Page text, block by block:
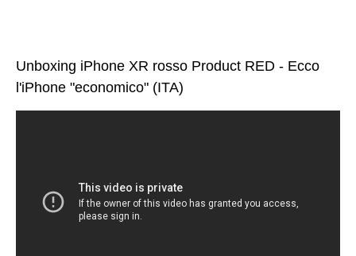
Unboxing iPhone XR rosso Product RED - Ecco
l'iPhone "economico" (ITA)